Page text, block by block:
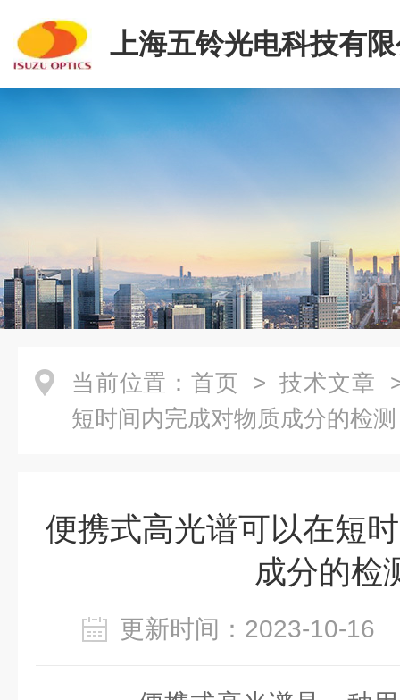
上海五铃光电科技有
当前位置： 首页 > 技术文章
短时间内完成对物质成分的检测
便携式高光谱可以在短
成分的检
更新时间：2023-10-